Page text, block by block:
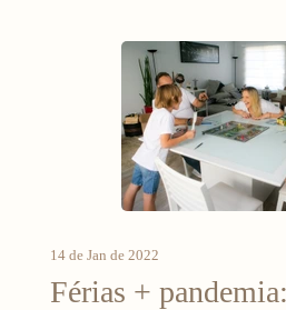
14 de Jan de 2022
Férias +